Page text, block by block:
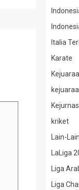
Italia
Karate
kriket
Lain-Lain
LaLiga
Liga
Liga